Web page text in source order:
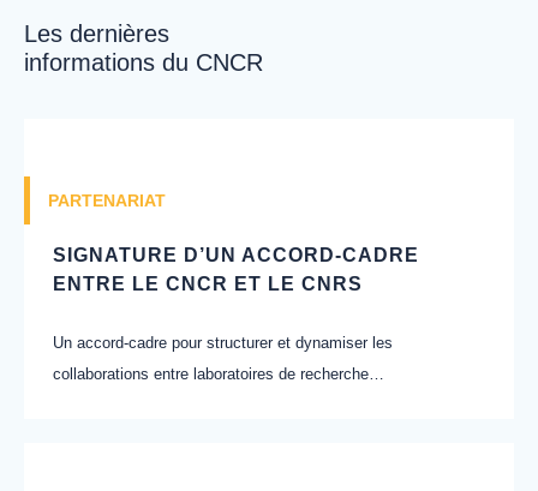
Les dernières
informations du CNCR
PARTENARIAT
SIGNATURE D’UN ACCORD-CADRE
ENTRE LE CNCR ET LE CNRS
Un accord-cadre pour structurer et dynamiser les
collaborations entre laboratoires de recherche…